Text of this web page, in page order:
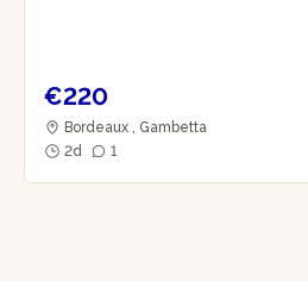
€220
Bordeaux , Gambetta
2d
1